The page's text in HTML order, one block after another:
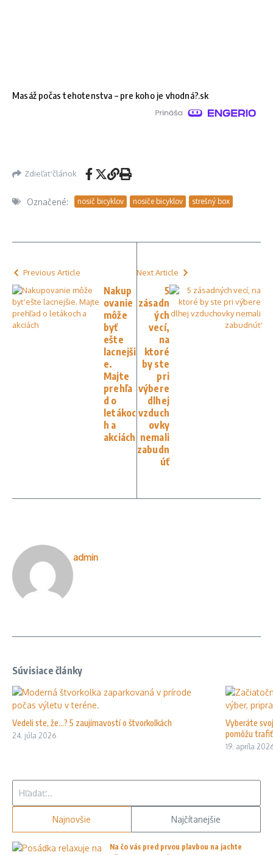
Masáž počas tehotenstva – pre koho je vhodná?.sk
Zdieľať článok
Označené: nosič bicyklov nosiče bicyklov strešný box
Previous Article
Nakup
ovanie
môže
byť
ešte
lacnejši
e.
Majte
prehľa
d o
letákoc
h a
akciách
Next Article
5
zásadn
ých
vecí,
na
ktoré
by ste
pri
výbere
dlhej
vzduch
ovky
nemali
zabudn
úť
admin
Súvisiace články
Vedeli ste, že…? 5 zaujímavostí o štvorkolkách
24. júla 2026
Vyberáte
pomôžu
19. apríla
Najnovšie Najčítanejšie
Na čo vás pred prvou plavbou na jachte